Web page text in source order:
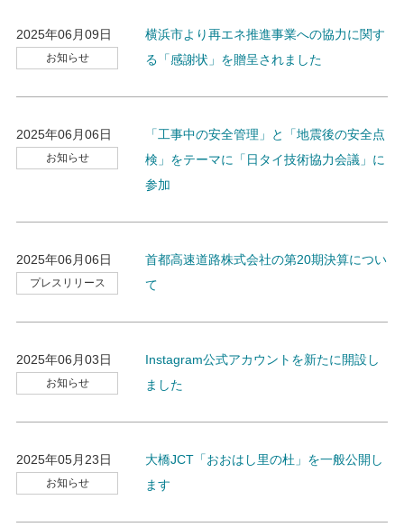
2025年06月09日
お知らせ
横浜市より再エネ推進事業への協力に関す
る「感謝状」を贈呈されました
2025年06月06日
お知らせ
「工事中の安全管理」と「地震後の安全点
検」をテーマに「日タイ技術協力会議」に
参加
2025年06月06日
プレスリリース
首都高速道路株式会社の第20期決算につい
て
2025年06月03日
お知らせ
Instagram公式アカウントを新たに開設し
ました
2025年05月23日
お知らせ
大橋JCT「おおはし里の杜」を一般公開し
ます